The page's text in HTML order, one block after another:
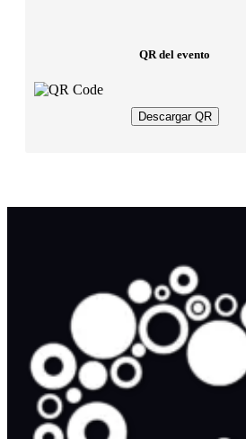
QR del evento
Descargar QR